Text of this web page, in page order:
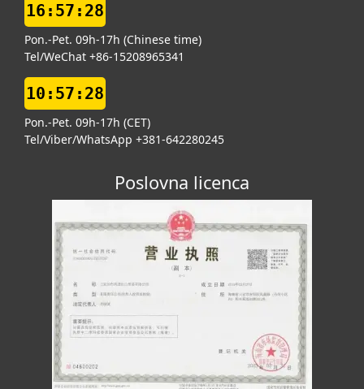
16:57:28
Pon.-Pet. 09h-17h (Chinese time)
Tel/WeChat +86-15208965341
10:57:28
Pon.-Pet. 09h-17h (CET)
Tel/Viber/WhatsApp +381-642280245
Poslovna licenca